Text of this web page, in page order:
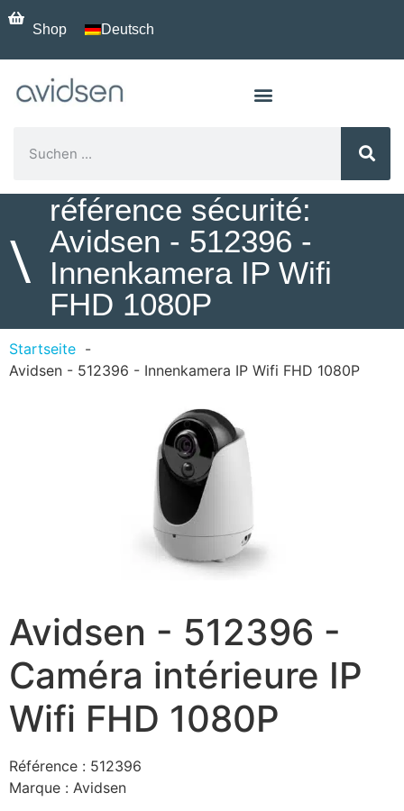
Shop Deutsch
\
référence sécurité:
Avidsen - 512396 -
Innenkamera IP Wifi
FHD 1080P
Startseite
Avidsen - 512396 - Innenkamera IP Wifi FHD 1080P
Avidsen - 512396 -
Caméra intérieure IP
Wifi FHD 1080P
Référence : 512396
Marque : Avidsen